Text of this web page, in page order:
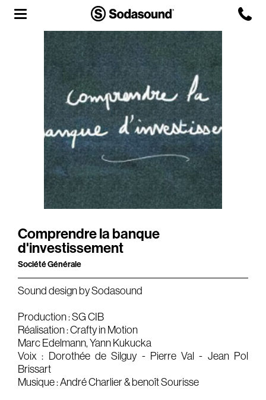
Agency
Team
Headquarters
3D Tour
Label
Studios
Gears & Instruments
Music
Recording
Mixing
Mastering
Comprendre la banque
d'investissement
Société Générale
Sound design by Sodasound
Production : SG CIB
Réalisation : Crafty in Motion
Marc Edelmann, Yann Kukucka
Voix : Dorothée de Silguy - Pierre Val - Jean Pol
Brissart
Musique : André Charlier & benoît Sourisse